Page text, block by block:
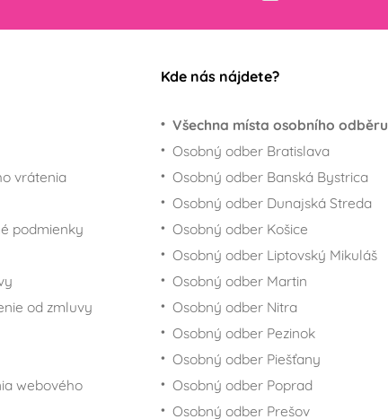
vrátenia
podmienky
od zmluvy
webového
Kde nás nájdete?
Všechna místa osobního odběru
Osobný odber Bratislava
Osobný odber Banská Bystrica
Osobný odber Dunajská Streda
Osobný odber Košice
Osobný odber Liptovský Mikuláš
Osobný odber Martin
Osobný odber Nitra
Osobný odber Pezinok
Osobný odber Piešťany
Osobný odber Poprad
Osobný odber Prešov